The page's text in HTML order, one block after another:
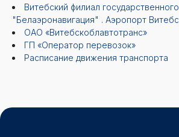
Витебский филиал
"Белаэронавигация" . Аэропорт
ОАО «Витебскоблавтотранс»
ГП «Оператор перевозок»
Расписание движения транспорта